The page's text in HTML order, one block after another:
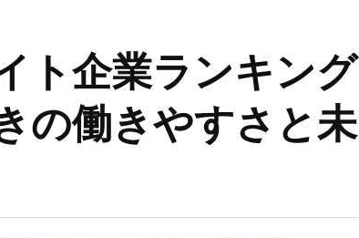
ト企業ランキング
の働きやすさと未